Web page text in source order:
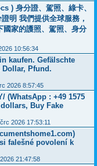
) 身分證、駕照、綠卡、
明 我們提供全球服務，
國家的護照、駕照、身分
10:56:34
kaufen. Gefälschte
Dollar, Pfund.
2026 8:57:45
(WhatsApp : +49 1575
Buy Fake
2026 17:53:11
falešné povolení k
21:47:58